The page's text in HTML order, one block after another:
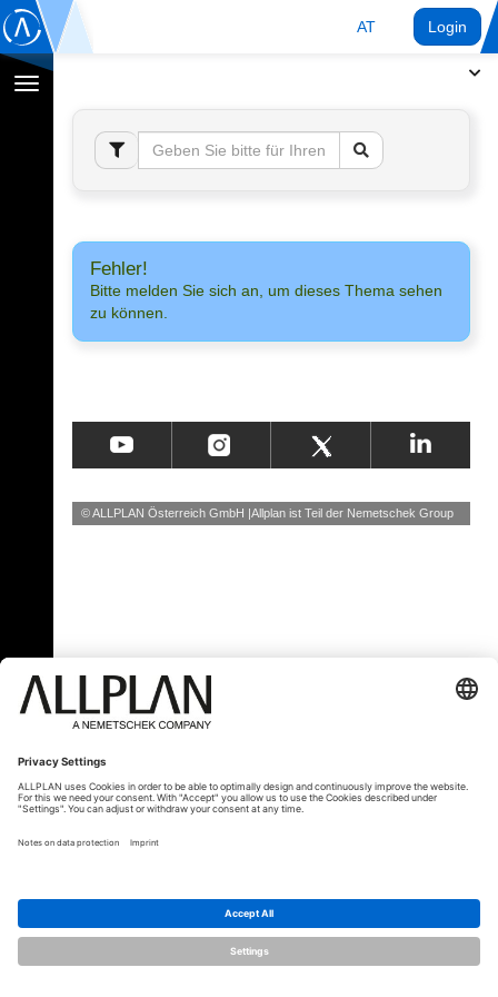
AT Login
Navigation
umschalten
Fehler!
Bitte melden Sie sich an, um dieses Thema sehen
zu können.
© ALLPLAN Österreich GmbH Allplan ist Teil der Nemetschek Group